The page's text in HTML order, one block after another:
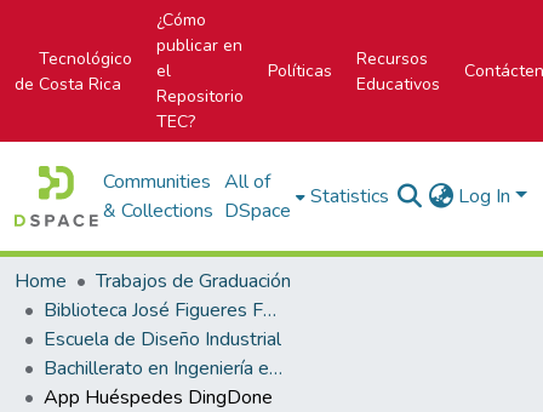
Tecnológico
de Costa Rica
¿Cómo
publicar en
el
Repositorio
TEC?
Políticas
Recursos
Educativos
Communities
& Collections
All of
DSpace
Statistics Log In
Home
Trabajos de Graduación
Biblioteca José Figueres Ferrer
Escuela de Diseño Industrial
Bachillerato en Ingeniería en Diseño Industrial
App Huéspedes DingDone